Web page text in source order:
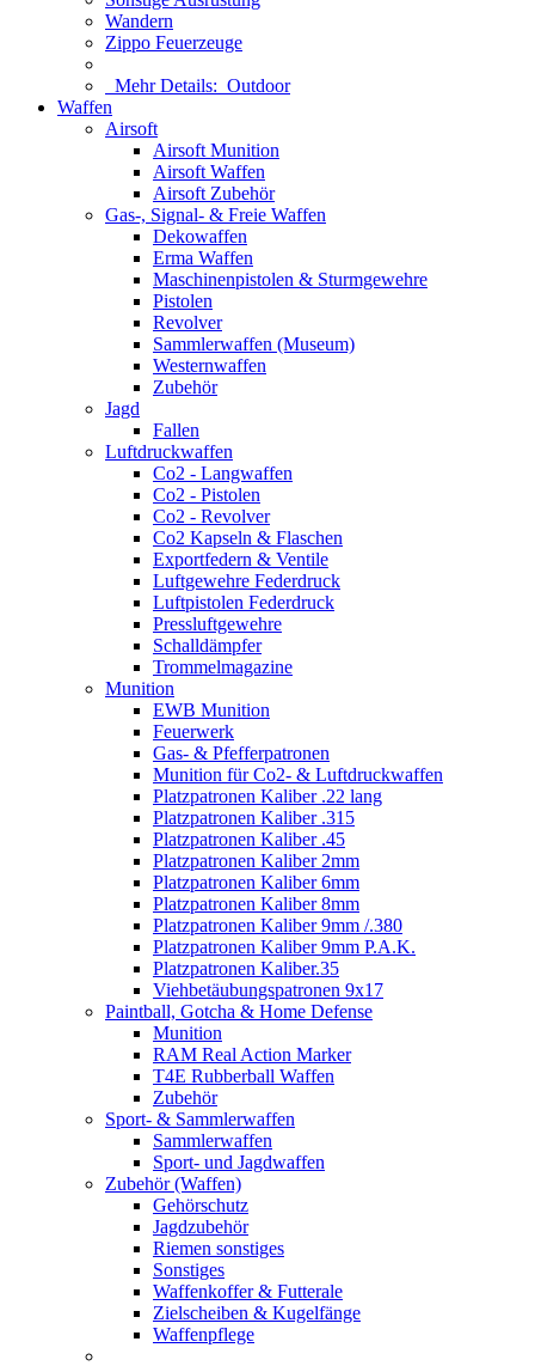
Wandern
Zippo Feuerzeuge
Mehr Details: Outdoor
Waffen
Airsoft
Airsoft Munition
Airsoft Waffen
Airsoft Zubehör
Gas-, Signal- & Freie Waffen
Dekowaffen
Erma Waffen
Maschinenpistolen & Sturmgewehre
Pistolen
Revolver
Sammlerwaffen (Museum)
Westernwaffen
Zubehör
Jagd
Fallen
Luftdruckwaffen
Co2 - Langwaffen
Co2 - Pistolen
Co2 - Revolver
Co2 Kapseln & Flaschen
Exportfedern & Ventile
Luftgewehre Federdruck
Luftpistolen Federdruck
Pressluftgewehre
Schalldämpfer
Trommelmagazine
Munition
EWB Munition
Feuerwerk
Gas- & Pfefferpatronen
Munition für Co2- & Luftdruckwaffen
Platzpatronen Kaliber .22 lang
Platzpatronen Kaliber .315
Platzpatronen Kaliber .45
Platzpatronen Kaliber 2mm
Platzpatronen Kaliber 6mm
Platzpatronen Kaliber 8mm
Platzpatronen Kaliber 9mm /.380
Platzpatronen Kaliber 9mm P.A.K.
Platzpatronen Kaliber.35
Viehbetäubungspatronen 9x17
Paintball, Gotcha & Home Defense
Munition
RAM Real Action Marker
T4E Rubberball Waffen
Zubehör
Sport- & Sammlerwaffen
Sammlerwaffen
Sport- und Jagdwaffen
Zubehör (Waffen)
Gehörschutz
Jagdzubehör
Riemen sonstiges
Sonstiges
Waffenkoffer & Futterale
Zielscheiben & Kugelfänge
Waffenpflege